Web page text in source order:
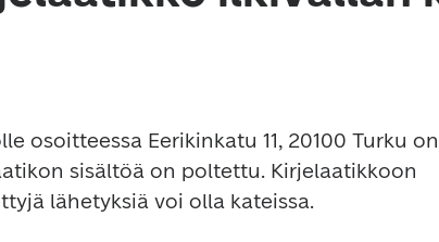
osoitteessa Eerikinkatu 11, 20100 Turku
sisältöä on poltettu. Kirjelaatikkoon
lähetyksiä voi olla kateissa.